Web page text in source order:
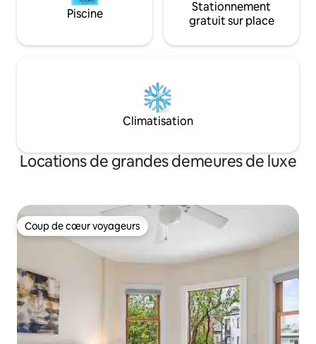
Piscine
Stationnement
gratuit sur place
Climatisation
Locations de grandes demeures de luxe
Coup de cœur voyageurs
Coup de cœur voyageurs